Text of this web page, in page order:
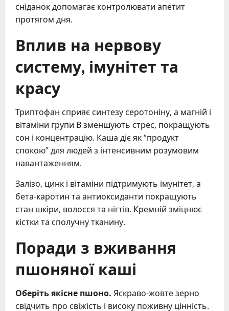
сніданок допомагає контролювати апетит
протягом дня.
Вплив на нервову
систему, імунітет та
красу
Триптофан сприяє синтезу серотоніну, а магній і
вітаміни групи В зменшують стрес, покращують
сон і концентрацію. Каша діє як “продукт
спокою” для людей з інтенсивним розумовим
навантаженням.
Залізо, цинк і вітаміни підтримують імунітет, а
бета-каротин та антиоксиданти покращують
стан шкіри, волосся та нігтів. Кремній зміцнює
кістки та сполучну тканину.
Поради з вживання
пшоняної каші
Оберіть якісне пшоно. Яскраво-жовте зерно
свідчить про свіжість і високу поживну цінність.